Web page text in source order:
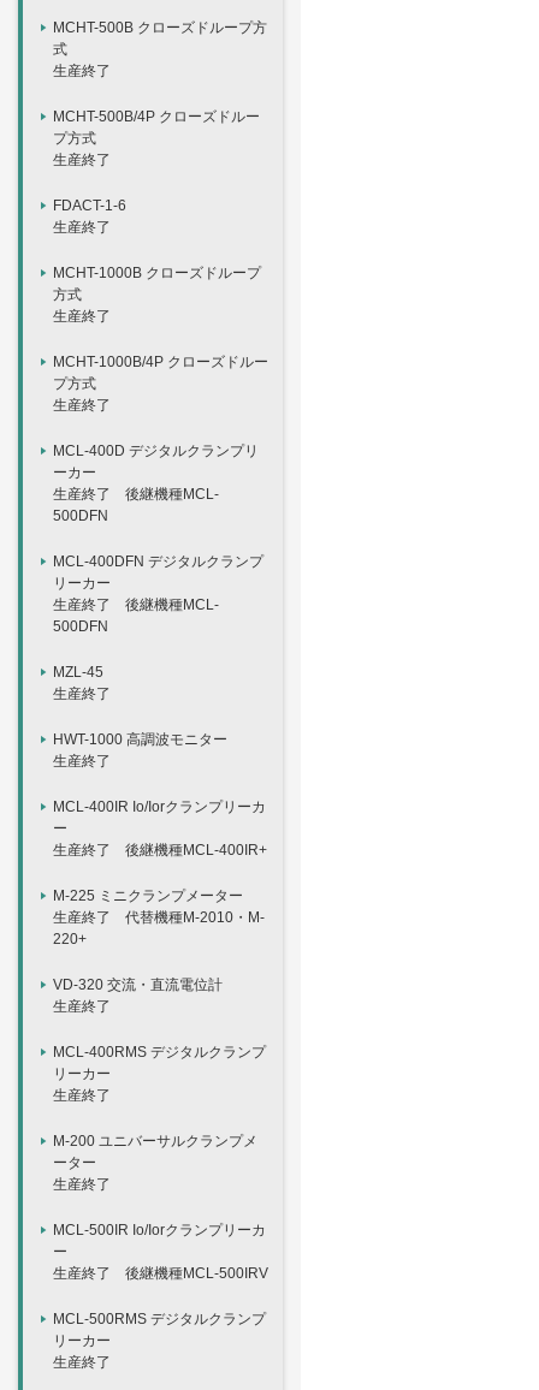
MCHT-500B クローズドループ方
式
生産終了
MCHT-500B/4P クローズドルー
プ方式
生産終了
FDACT-1-6
生産終了
MCHT-1000B クローズドループ
方式
生産終了
MCHT-1000B/4P クローズドルー
プ方式
生産終了
MCL-400D デジタルクランプリ
ーカー
生産終了 後継機種MCL-
500DFN
MCL-400DFN デジタルクランプ
リーカー
生産終了 後継機種MCL-
500DFN
MZL-45
生産終了
HWT-1000 高調波モニター
生産終了
MCL-400IR Io/Iorクランプリーカ
ー
生産終了 後継機種MCL-400IR+
M-225 ミニクランプメーター
生産終了 代替機種M-2010・M-
220+
VD-320 交流・直流電位計
生産終了
MCL-400RMS デジタルクランプ
リーカー
生産終了
M-200 ユニバーサルクランプメ
ーター
生産終了
MCL-500IR Io/Iorクランプリーカ
ー
生産終了 後継機種MCL-500IRV
MCL-500RMS デジタルクランプ
リーカー
生産終了